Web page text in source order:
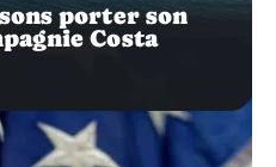
porter son
Costa